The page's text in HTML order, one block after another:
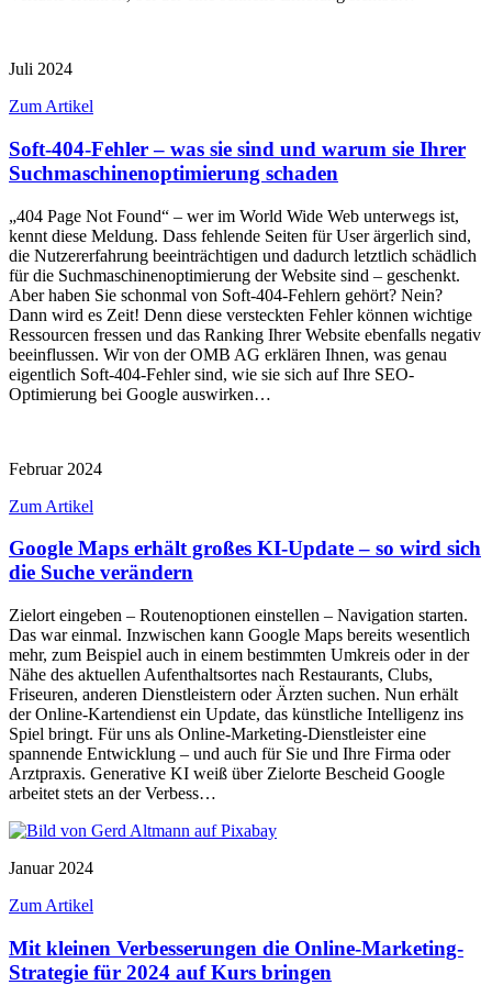
Juli 2024
Zum Artikel
Soft-404-Fehler – was sie sind und warum sie Ihrer
Suchmaschinenoptimierung schaden
„404 Page Not Found“ – wer im World Wide Web unterwegs ist,
kennt diese Meldung. Dass fehlende Seiten für User ärgerlich sind,
die Nutzererfahrung beeinträchtigen und dadurch letztlich schädlich
für die Suchmaschinenoptimierung der Website sind – geschenkt.
Aber haben Sie schonmal von Soft-404-Fehlern gehört? Nein?
Dann wird es Zeit! Denn diese versteckten Fehler können wichtige
Ressourcen fressen und das Ranking Ihrer Website ebenfalls negativ
beeinflussen. Wir von der OMB AG erklären Ihnen, was genau
eigentlich Soft-404-Fehler sind, wie sie sich auf Ihre SEO-
Optimierung bei Google auswirken…
Februar 2024
Zum Artikel
Google Maps erhält großes KI-Update – so wird sich
die Suche verändern
Zielort eingeben – Routenoptionen einstellen – Navigation starten.
Das war einmal. Inzwischen kann Google Maps bereits wesentlich
mehr, zum Beispiel auch in einem bestimmten Umkreis oder in der
Nähe des aktuellen Aufenthaltsortes nach Restaurants, Clubs,
Friseuren, anderen Dienstleistern oder Ärzten suchen. Nun erhält
der Online-Kartendienst ein Update, das künstliche Intelligenz ins
Spiel bringt. Für uns als Online-Marketing-Dienstleister eine
spannende Entwicklung – und auch für Sie und Ihre Firma oder
Arztpraxis. Generative KI weiß über Zielorte Bescheid Google
arbeitet stets an der Verbess…
Januar 2024
Zum Artikel
Mit kleinen Verbesserungen die Online-Marketing-
Strategie für 2024 auf Kurs bringen